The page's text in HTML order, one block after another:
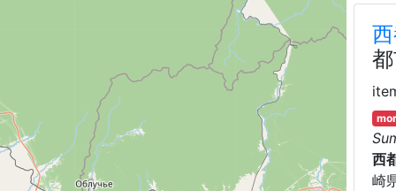
西
崎